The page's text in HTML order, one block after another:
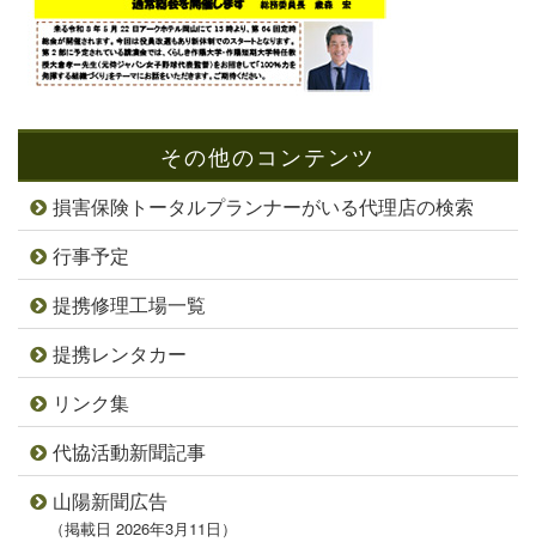
その他のコンテンツ
損害保険トータルプランナーがいる代理店の検索
行事予定
提携修理工場一覧
提携レンタカー
リンク集
代協活動新聞記事
山陽新聞広告
（掲載日 2026年3月11日）